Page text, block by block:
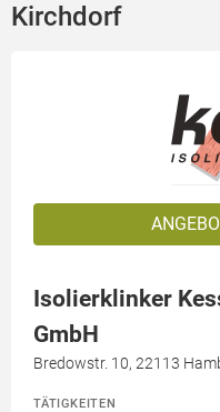
Kirchdorf
Isolierklinker
GmbH
Bredowstr. 10, 22113
TÄTIGKEITEN